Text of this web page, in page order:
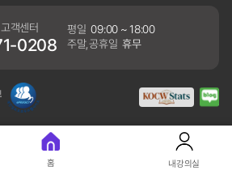
객센터
0208
평일 09:00 ~ 18:00
주말,공휴일 휴무
로 64 (동내동 1119) 우)41061
홈 내강의실